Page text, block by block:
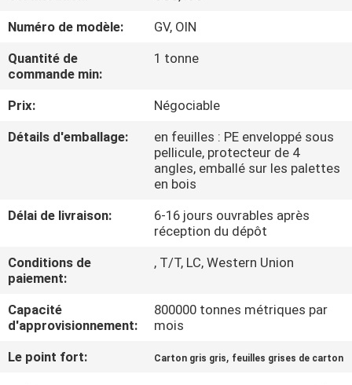
NOUS
DE
L'USINE
DE
QUALITÉ
NOUS
CONTACTER
Numéro de modèle:
GV, OIN
Quantité de
commande min:
1 tonne
Prix:
Négociable
Détails d'emballage:
en feuilles : PE enveloppé sous
pellicule, protecteur de 4
angles, emballé sur les palettes
en bois
Délai de livraison:
6-16 jours ouvrables après
réception du dépôt
Conditions de
paiement:
, T/T, LC, Western Union
Capacité
d'approvisionnement:
800000 tonnes métriques par
mois
Le point fort:
Carton gris gris, feuilles grises de carton